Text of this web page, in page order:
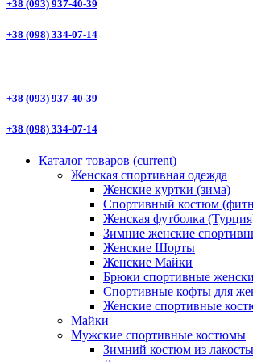
+38 (093) 937-40-39
+38 (098) 334-07-14
+38 (093) 937-40-39
+38 (098) 334-07-14
Каталог товаров (current)
Женская спортивная одежда
Женские куртки (зима)
Спортивный костюм
Женская футболка
Зимние женские
Женские Шорты
Женские Майки
Брюки спортивные
Спортивные кофты для
Женские спортивные
Майки
Мужские спортивные костюмы
Зимний костюм из